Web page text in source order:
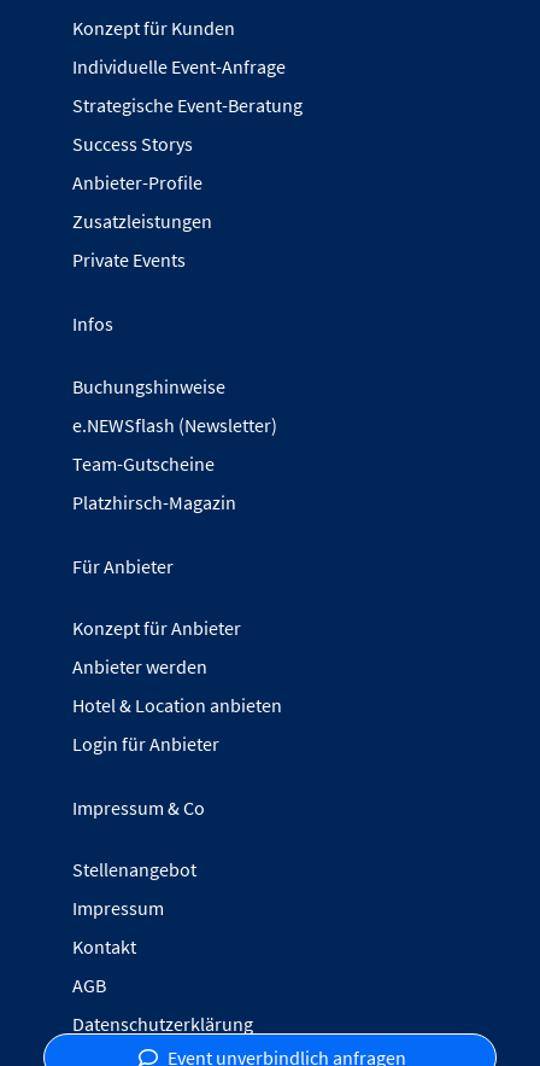
Event unverbindlich anfragen
Konzept für Kunden
Individuelle Event-Anfrage
Strategische Event-Beratung
Success Storys
Anbieter-Profile
Zusatzleistungen
Private Events
Infos
Buchungshinweise
e.NEWSflash (Newsletter)
Team-Gutscheine
Platzhirsch-Magazin
Für Anbieter
Konzept für Anbieter
Anbieter werden
Hotel & Location anbieten
Login für Anbieter
Impressum & Co
Stellenangebot
Impressum
Kontakt
AGB
Datenschutzerklärung